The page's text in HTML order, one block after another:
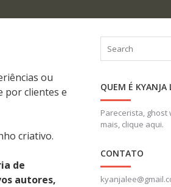
ou
por clientes e
criativo.
de
autores,
Search
QUEM É KYANJA
Parecerista,
mais, clique aqui.
CONTATO